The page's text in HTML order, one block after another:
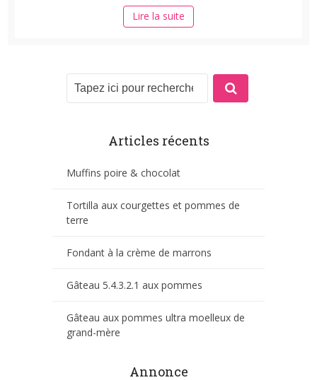
Lire la suite
Articles récents
Muffins poire & chocolat
Tortilla aux courgettes et pommes de
terre
Fondant à la crème de marrons
Gâteau 5.4.3.2.1 aux pommes
Gâteau aux pommes ultra moelleux de
grand-mère
Annonce